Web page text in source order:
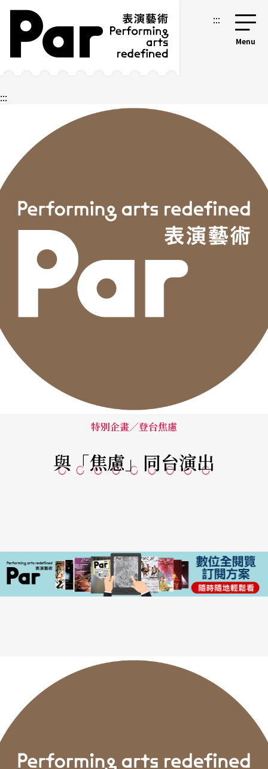
跳到主要內容區塊
網站導覽 :::
:::
特別企畫／登台焦慮
與「焦慮」同台演出